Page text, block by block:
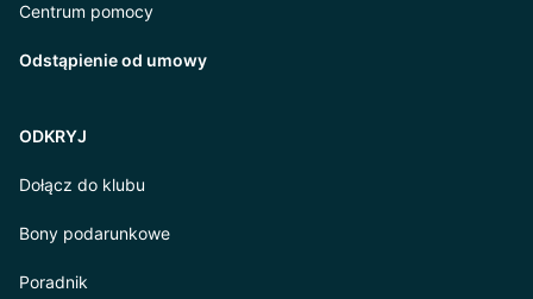
Centrum pomocy
Odstąpienie od umowy
ODKRYJ
Dołącz do klubu
Bony podarunkowe
Poradnik